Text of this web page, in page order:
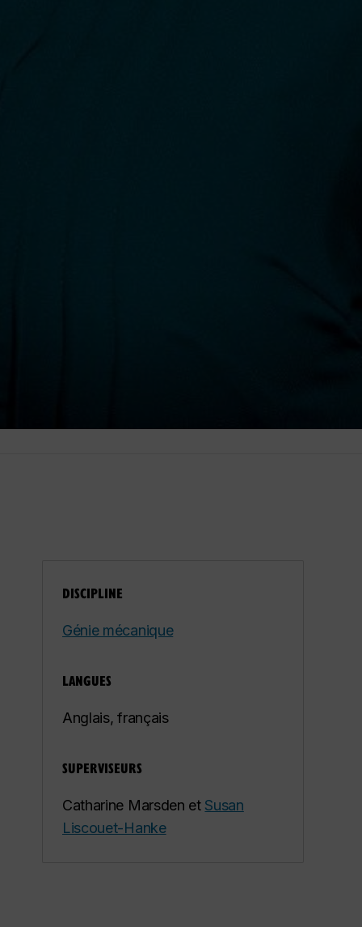
DISCIPLINE
Génie mécanique
LANGUES
Anglais, français
SUPERVISEURS
Catharine Marsden et Susan
Liscouet-Hanke